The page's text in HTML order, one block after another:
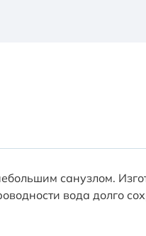
санузлом.
вода долго